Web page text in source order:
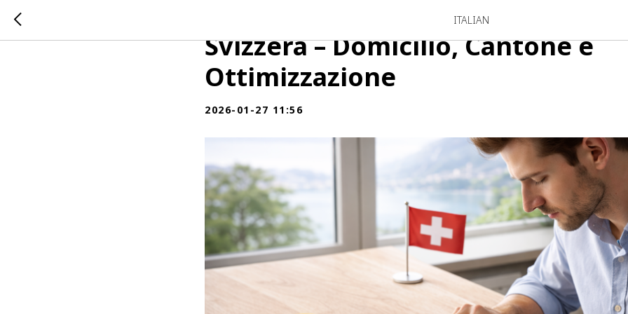
ITALIAN
Tassazione delle società crypto
Svizzera – Domicilio, Cantone e
Ottimizzazione
2026-01-27 11:56